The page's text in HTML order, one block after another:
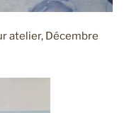
atelier, Décembre